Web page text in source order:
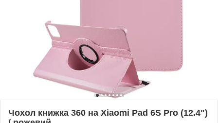
Чохол книжка 360 на Xiaomi Pad 6S Pro (12.4")